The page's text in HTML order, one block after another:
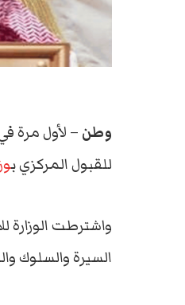
وطن – لأول مرة
للقبول المركزي ب
واشترطت
السيرة